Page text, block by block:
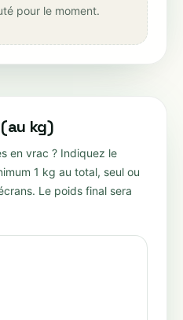
pour le moment.
kg)
en vrac ? Indiquez le
1 kg au total, seul ou
Le poids final sera